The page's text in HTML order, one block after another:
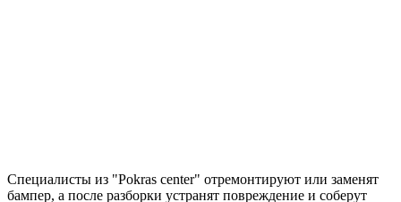
Специалисты из "Pokras center" отремонтируют или заменят
бампер, а после разборки устранят повреждение и соберут